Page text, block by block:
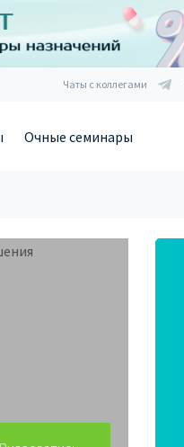
Чаты с коллегами
Очные семинары